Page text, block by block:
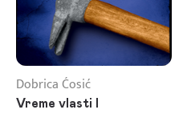
Dobrica Ćosić
Vreme vlasti I